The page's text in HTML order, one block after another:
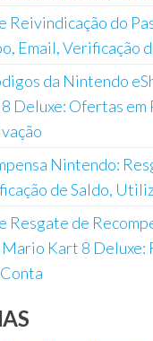
Reivindicação do
Email, Verificação
da Nintendo
Deluxe: Ofertas em
Nintendo:
de Saldo,
Resgate de
Kart 8 Deluxe: